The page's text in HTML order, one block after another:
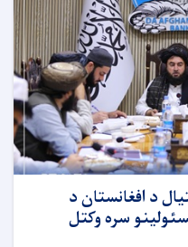
د افغانستان د
سره وکتل